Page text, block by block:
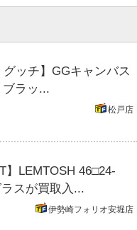
グッチ】GGキャンバス
ラッ...
松戸店
】LEMTOSH 46□24-
スが買取入...
伊勢崎フォリオ安堀店